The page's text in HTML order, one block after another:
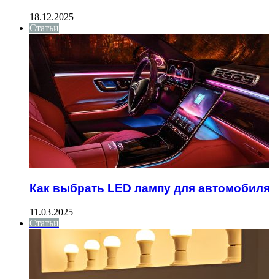
18.12.2025
Статьи
Как выбрать LED лампу для автомобиля
11.03.2025
Статьи